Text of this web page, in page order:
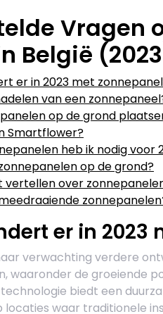
Vragen
België
er in 2023 met
van een
op de grond
Smartflower?
heb ik nodig voor
op de grond?
vertellen over
er in 2023
verwachting verdere
waaronder de groeiende
biedt een
waar traditionele